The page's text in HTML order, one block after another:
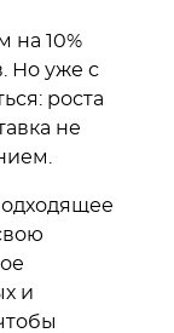
на 10%
Но уже с
роста
не
и